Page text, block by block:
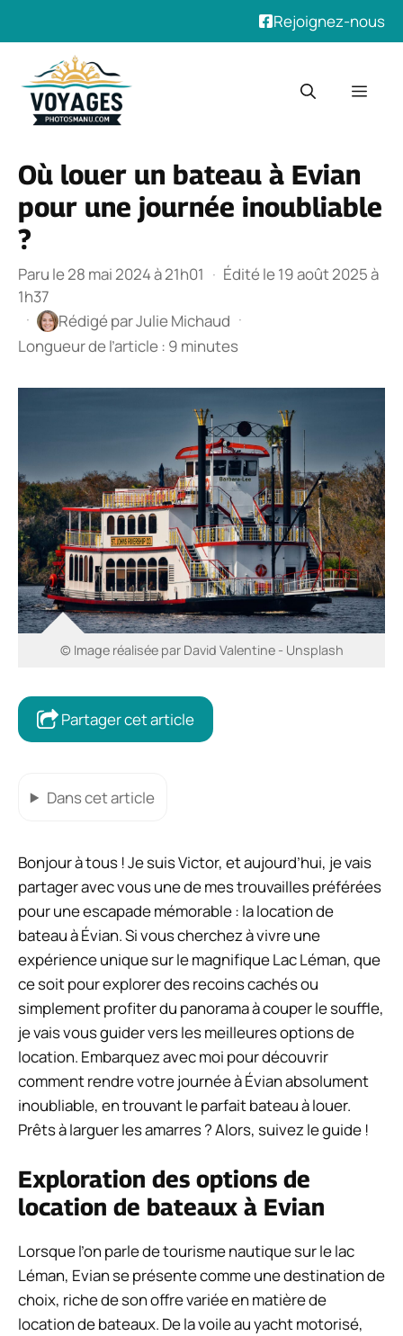
Rejoignez-nous
contenu
Où louer un bateau à Evian
pour une journée inoubliable
?
Paru le 28 mai 2024 à 21h01 · Édité le 19 août 2025 à
1h37
·
Rédigé parJulie Michaud ·
Longueur de l’article : 9 minutes
© Image réalisée par David Valentine - Unsplash
Partager cet article
Dans cet article
Bonjour à tous ! Je suis Victor, et aujourd’hui, je vais
partager avec vous une de mes trouvailles préférées
pour une escapade mémorable : la location de
bateau à Évian. Si vous cherchez à vivre une
expérience unique sur le magnifique Lac Léman, que
ce soit pour explorer des recoins cachés ou
simplement profiter du panorama à couper le souffle,
je vais vous guider vers les meilleures options de
location. Embarquez avec moi pour découvrir
comment rendre votre journée à Évian absolument
inoubliable, en trouvant le parfait bateau à louer.
Prêts à larguer les amarres ? Alors, suivez le guide !
Exploration des options de
location de bateaux à Evian
Lorsque l’on parle de tourisme nautique sur le lac
Léman, Evian se présente comme une destination de
choix, riche de son offre variée en matière de
location de bateaux. De la voile au yacht motorisé,